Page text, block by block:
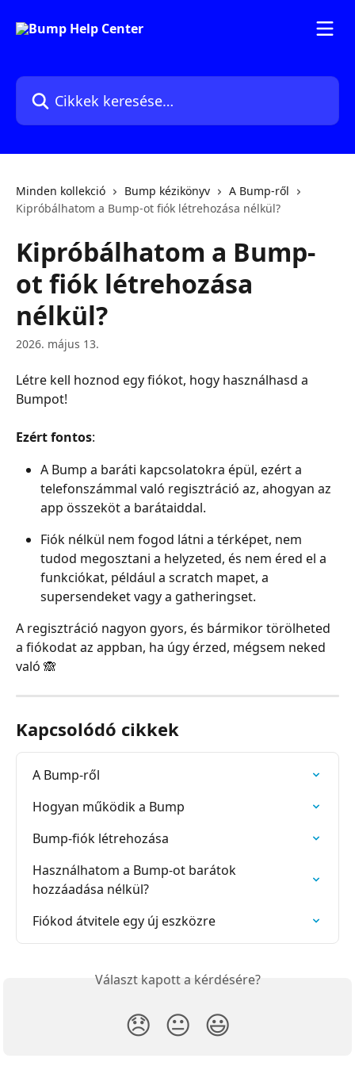
Cikkek keresése…
Minden kollekció Bump kézikönyv
A Bump-ről
Kipróbálhatom a Bump-ot fiók létrehozása nélkül?
Kipróbálhatom a Bump-
ot fiók létrehozása
nélkül?
2026. május 13.
Létre kell hoznod egy fiókot, hogy használhasd a
Bumpot!
Ezért fontos:
A Bump a baráti kapcsolatokra épül, ezért a
telefonszámmal való regisztráció az, ahogyan az
app összeköt a barátaiddal.
Fiók nélkül nem fogod látni a térképet, nem
tudod megosztani a helyzeted, és nem éred el a
funkciókat, például a scratch mapet, a
supersendeket vagy a gatheringset.
A regisztráció nagyon gyors, és bármikor törölheted
a fiókodat az appban, ha úgy érzed, mégsem neked
való 🙈
Kapcsolódó cikkek
A Bump-ről
Hogyan működik a Bump
Bump-fiók létrehozása
Használhatom a Bump-ot barátok
hozzáadása nélkül?
Fiókod átvitele egy új eszközre
Választ kapott a kérdésére?
😞 😐 😃